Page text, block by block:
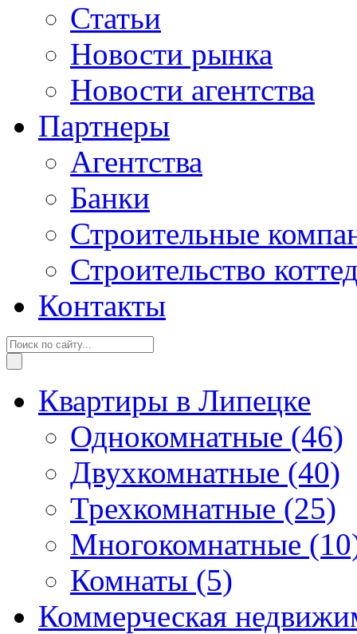
Статьи
Новости рынка
Новости агентства
Партнеры
Агентства
Банки
Строительные
Строительство
Контакты
Квартиры в Липецке
Однокомнатные (46)
Двухкомнатные (40)
Трехкомнатные (25)
Многокомнатные
Комнаты (5)
Коммерческая